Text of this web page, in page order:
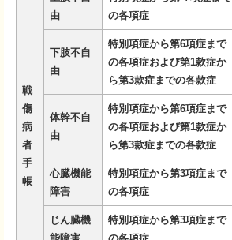
戦
傷
病
者
手
帳
由
の各項症
下肢不自
由
特別項症から第6項症まで
の各項症および第1款症か
ら第3款症までの各款症
体幹不自
由
特別項症から第6項症まで
の各項症および第1款症か
ら第3款症までの各款症
心臓機能
障害
特別項症から第3項症まで
の各項症
じん臓機
特別項症から第3項症まで